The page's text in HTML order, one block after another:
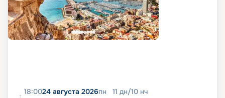
18:0024 августа 2026пн 11 дн/10 нч